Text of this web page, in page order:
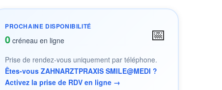
PROCHAINE DISPONIBILITÉ
0 créneau en ligne 📅
Prise de rendez-vous uniquement par téléphone.
Êtes-vous ZAHNARZTPRAXIS SMILE@MEDI ?
Activez la prise de RDV en ligne →